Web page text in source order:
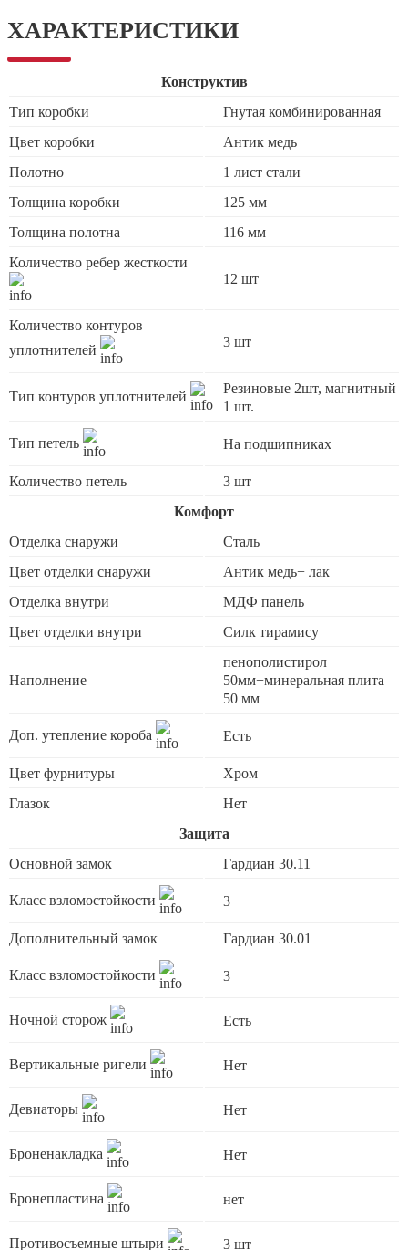
ХАРАКТЕРИСТИКИ
Конструктив
Тип коробки
Гнутая комбинированная
Цвет коробки
Антик медь
Полотно
1 лист стали
Толщина коробки
125 мм
Толщина полотна
116 мм
Количество ребер жесткости
12 шт
Количество контуров
уплотнителей
3 шт
Тип контуров уплотнителей
Резиновые 2шт, магнитный
1 шт.
Тип петель На подшипниках
Количество петель
3 шт
Комфорт
Отделка снаружи
Сталь
Цвет отделки снаружи
Антик медь+ лак
Отделка внутри
МДФ панель
Цвет отделки внутри
Силк тирамису
Наполнение
пенополистирол
50мм+минеральная плита
50 мм
Доп. утепление короба Есть
Цвет фурнитуры
Хром
Глазок
Нет
Защита
Основной замок
Гардиан 30.11
Класс взломостойкости 3
Дополнительный замок Гардиан 30.01
Класс взломостойкости 3
Ночной сторож Есть
Вертикальные ригели Нет
Девиаторы Нет
Броненакладка Нет
Бронепластина нет
Противосъемные штыри 3 шт